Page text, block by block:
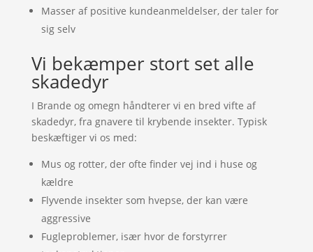
Masser af positive kundeanmeldelser, der taler for
sig selv
Vi bekæmper stort set alle
skadedyr
I Brande og omegn håndterer vi en bred vifte af
skadedyr, fra gnavere til krybende insekter. Typisk
beskæftiger vi os med:
Mus og rotter, der ofte finder vej ind i huse og
kældre
Flyvende insekter som hvepse, der kan være
aggressive
Fugleproblemer, især hvor de forstyrrer